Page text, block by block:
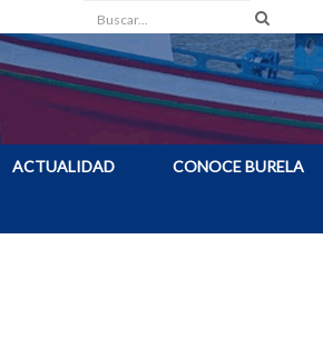
Buscar
ACTUALIDAD CONOCE BURELA